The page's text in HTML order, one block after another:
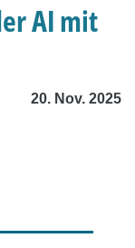
AI mit
20. Nov. 2025